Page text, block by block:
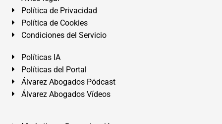
Política de Privacidad
Política de Cookies
Condiciones del Servicio
Políticas IA
Políticas del Portal
Álvarez Abogados Pódcast
Álvarez Abogados Vídeos